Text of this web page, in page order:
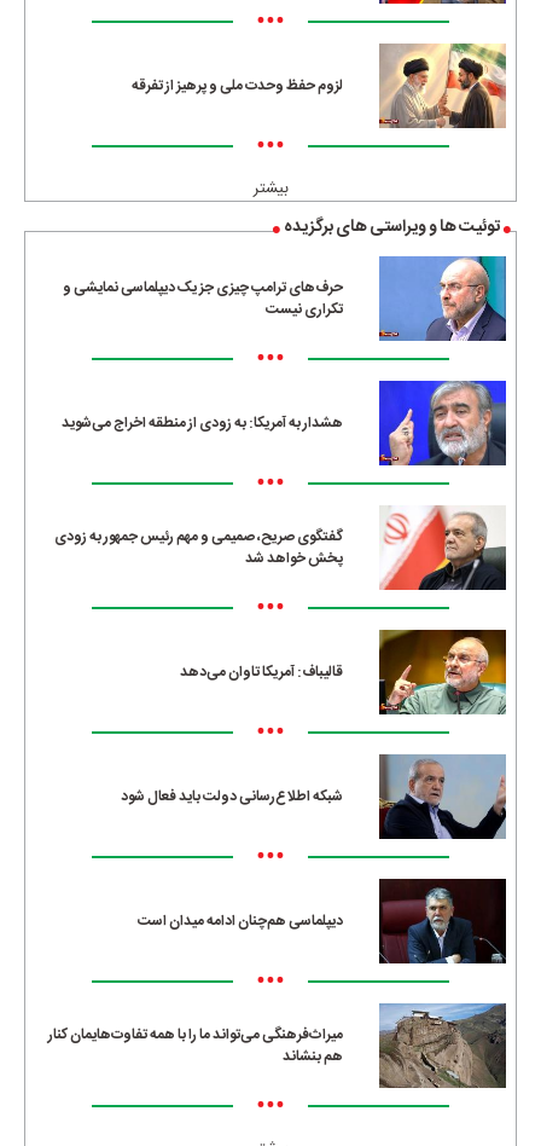
•••
لزوم حفظ وحدت ملی و پرهیز از تفرقه
•••
بیشتر
توئیت ها و ویراستی های برگزیده
حرف‌های ترامپ چیزی جز یک دیپلماسی نمایشی و
تکراری نیست
•••
هشدار به آمریکا: به زودی از منطقه اخراج می‌شوید
•••
گفتگوی صریح، صمیمی و مهم رئیس جمهور به زودی
پخش خواهد شد
•••
قالیباف: آمریکا تاوان می‌دهد
•••
شبکه اطلاع‌رسانی دولت باید فعال شود
•••
دیپلماسی هم‌چنان ادامه میدان است
•••
میراث‌فرهنگی می‌تواند ما را با همه تفاوت‌هایمان کنار
هم بنشاند
•••